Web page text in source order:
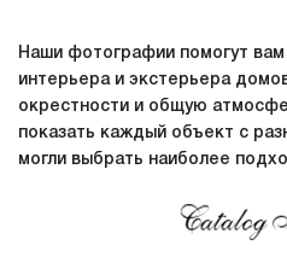
Наши фотографии помогут вам
интерьера и экстерьера
окрестности и общую
показать каждый объект с
могли выбрать наиболее